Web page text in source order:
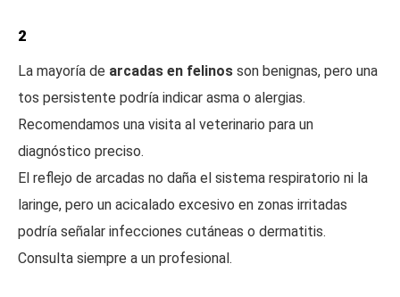
2
La mayoría de arcadas en felinos son benignas, pero una
tos persistente podría indicar asma o alergias.
Recomendamos una visita al veterinario para un
diagnóstico preciso.
El reflejo de arcadas no daña el sistema respiratorio ni la
laringe, pero un acicalado excesivo en zonas irritadas
podría señalar infecciones cutáneas o dermatitis.
Consulta siempre a un profesional.